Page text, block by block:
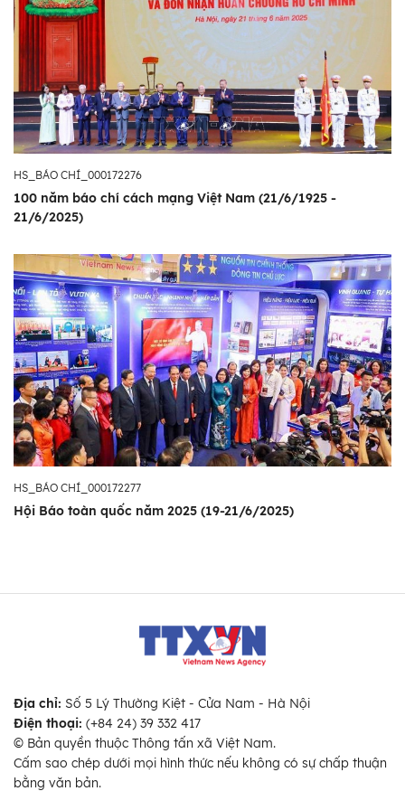
tác tại Việt Nam. Tác phẩm đủ điều kiện dự
thi là tác phẩm đã đăng trên báo in, báo
điện tử của các cơ quan báo chí cả nước
được cấp giấy phép hoạt động của cơ quan
quản lý Nhà nước về báo chí trong thời gian
từ ngày 15/3/2025 - 10/3/2026. Lễ tổng kết,
trao giải Cuộc thi lần thứ 5 dự kiến được tổ
chức vào dịp kỷ niệm 136 năm Ngày sinh
Chủ tịch Hồ Chí Minh (19/5/2026)
HS_BÁO CHÍ_000172276
100 năm báo chí cách mạng Việt Nam (21/6/1925 -
21/6/2025)
HS_BÁO CHÍ_000172277
Hội Báo toàn quốc năm 2025 (19-21/6/2025)
Địa chỉ: Số 5 Lý Thường Kiệt - Cửa Nam - Hà Nội
Điện thoại: (+84 24) 39 332 417
© Bản quyền thuộc Thông tấn xã Việt Nam.
Cấm sao chép dưới mọi hình thức nếu không có sự chấp thuận
bằng văn bản.